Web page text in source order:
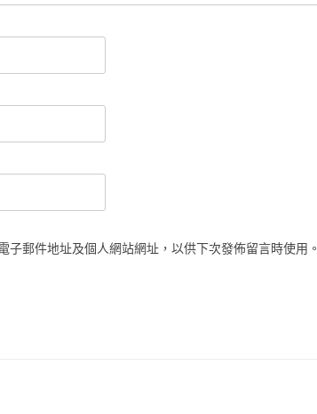
子郵件地址及個人網站網址，以供下次發佈留言時使用。